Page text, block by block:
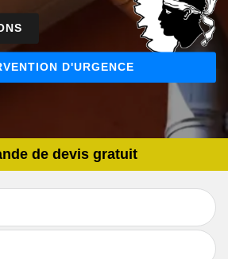
D'URGENCE
de devis gratuit